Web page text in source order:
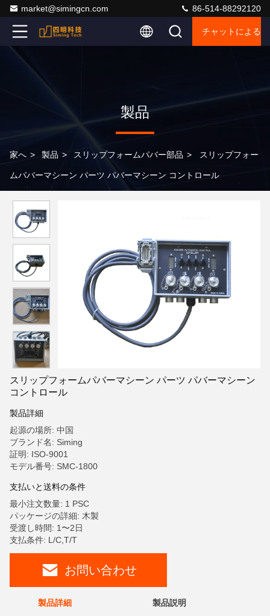
market@simingcn.com 86-514-88292120
チャットによる
製品
家へ > 製品 > スリップフォームパバー部品 > スリップフォー
ムパバーマシーン パーツ パバーマシーン コントロール
スリップフォームパバーマシーン パーツ パバーマシーン
コントロール
製品詳細
起源の場所: 中国
ブランド名: Siming
証明: ISO-9001
モデル番号: SMC-1800
支払いと送料の条件
最小注文数量: 1 PSC
パッケージの詳細: 木製
受渡し時間: 1〜2日
支払条件: L/C,T/T
お問い合わせ
製品詳細 製品説明